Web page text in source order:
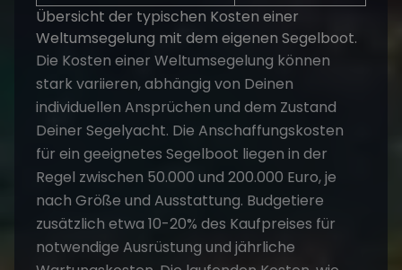
Übersicht der typischen Kosten einer
Weltumsegelung mit dem eigenen Segelboot.
Die Kosten einer Weltumsegelung können
stark variieren, abhängig von Deinen
individuellen Ansprüchen und dem Zustand
Deiner Segelyacht. Die Anschaffungskosten
für ein geeignetes Segelboot liegen in der
Regel zwischen 50.000 und 200.000 Euro, je
nach Größe und Ausstattung. Budgetiere
zusätzlich etwa 10-20% des Kaufpreises für
notwendige Ausrüstung und jährliche